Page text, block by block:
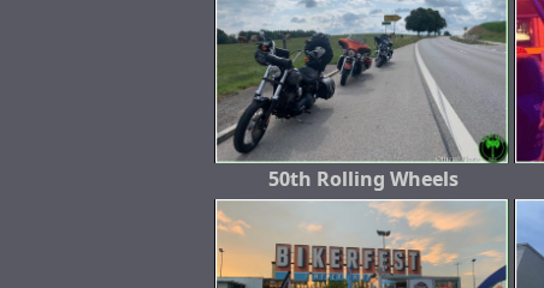
50th Rolling Wheels